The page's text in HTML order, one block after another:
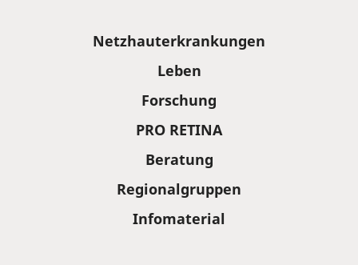
Netzhauterkrankungen
Leben
Forschung
PRO RETINA
Beratung
Regionalgruppen
Infomaterial